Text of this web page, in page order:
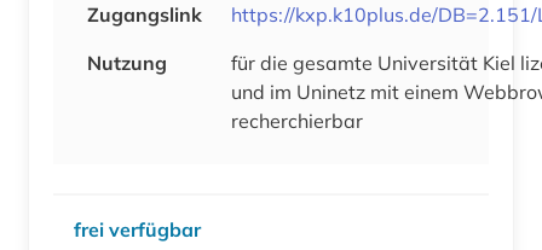
Zugangslink
https://kxp.k10plus.de/DB=2.151/
Nutzung
für die gesamte Universität Kiel
und im Uninetz mit einem
recherchierbar
frei verfügbar